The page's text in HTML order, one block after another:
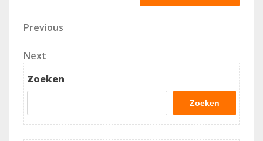
Berichtnavigatie
Previous
Previous
Next
Post
Next
Zoeken
Zoeken